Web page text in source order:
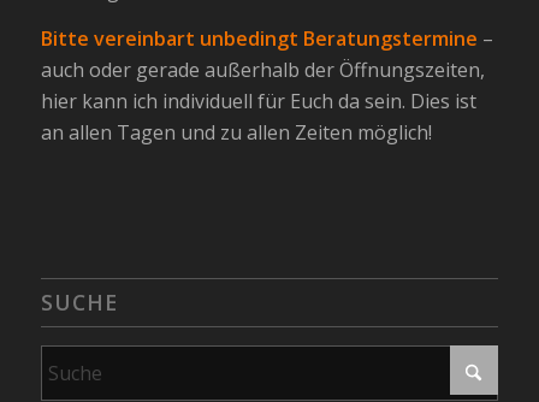
Bitte vereinbart unbedingt Beratungstermine –
auch oder gerade außerhalb der Öffnungszeiten,
hier kann ich individuell für Euch da sein. Dies ist
an allen Tagen und zu allen Zeiten möglich!
SUCHE